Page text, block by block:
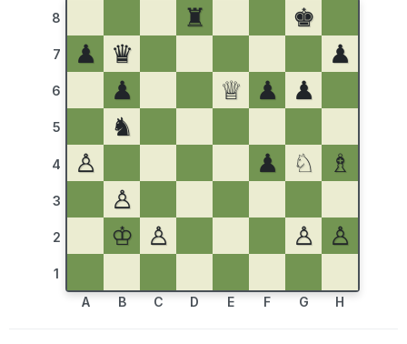
8
7
6
5
4
3
2
1
♜
♚
♟
♛
♟
♟
♕ ♟
♟
♞
♙
♟ ♘
♗
♙
♔
♙ ♙ ♙
A B C D E F G H